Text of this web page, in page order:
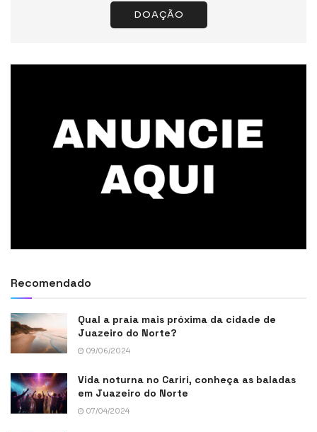
DOAÇÃO
Recomendado
Qual a praia mais próxima da cidade de
Juazeiro do Norte?
09/06/2024
Vida noturna no Cariri, conheça as baladas
em Juazeiro do Norte
07/04/2024